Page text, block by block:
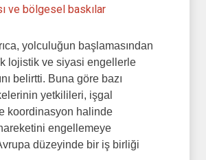
ve bölgesel baskılar
yolculuğun başlamasından
lojistik ve siyasi engellerle
belirtti. Buna göre bazı
yetkilileri, işgal
koordinasyon halinde
engellemeye
düzeyinde bir iş birliği